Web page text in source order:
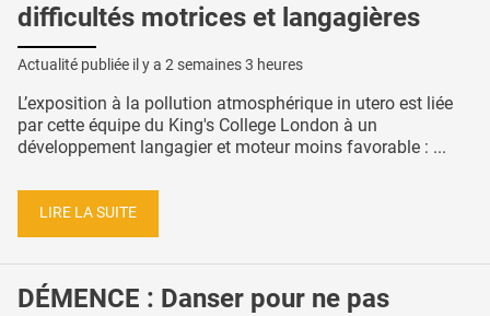
difficultés motrices et langagières
Actualité publiée il y a 2 semaines 3 heures
L’exposition à la pollution atmosphérique in utero est liée
par cette équipe du King's College London à un
développement langagier et moteur moins favorable : ...
LIRE LA SUITE
DÉMENCE : Danser pour ne pas